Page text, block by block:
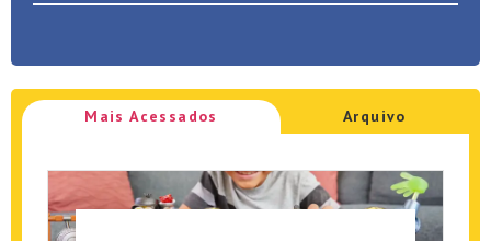
Mais Acessados Arquivo